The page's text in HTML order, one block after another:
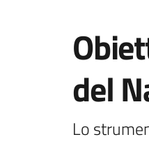
del
Lo